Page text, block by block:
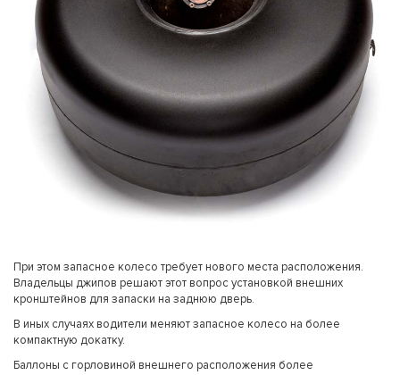
При этом запасное колесо требует нового места расположения.
Владельцы джипов решают этот вопрос установкой внешних
кронштейнов для запаски на заднюю дверь.
В иных случаях водители меняют запасное колесо на более
компактную докатку.
Баллоны с горловиной внешнего расположения более